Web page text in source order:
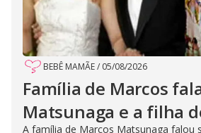
BEBÊ MAMÃE/ 05/08/2026
Família de Marcos
Matsunaga e a filha
A família de Marcos Matsunaga falou